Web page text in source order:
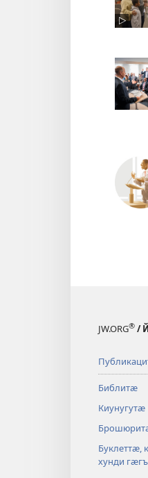
JW.ORG® /
Библитӕ
Киунугутӕ
Буклеттӕ,
хунди